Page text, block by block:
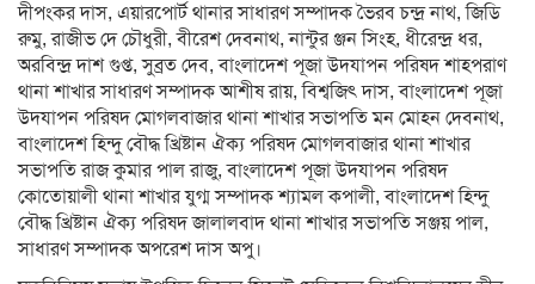
দীপংকর দাস, এয়ারপোর্ট থানার সাধারণ সম্পাদক ভৈরব চন্দ্র নাথ, জিডি
রুমু, রাজীভ দে চৌধুরী, বীরেশ দেবনাথ, নান্টুর ঞ্জন সিংহ, ধীরেন্দ্র ধর,
অরবিন্দ্র দাশ গুপ্ত, সুব্রত দেব, বাংলাদেশ পূজা উদযাপন পরিষদ শাহপরাণ
থানা শাখার সাধারণ সম্পাদক আশীষ রায়, বিশ্বজিৎ দাস, বাংলাদেশ পূজা
উদযাপন পরিষদ মোগলবাজার থানা শাখার সভাপতি মন মোহন দেবনাথ,
বাংলাদেশ হিন্দু বৌদ্ধ খ্রিষ্টান ঐক্য পরিষদ মোগলবাজার থানা শাখার
সভাপতি রাজ কুমার পাল রাজু, বাংলাদেশ পূজা উদযাপন পরিষদ
কোতোয়ালী থানা শাখার যুগ্ম সম্পাদক শ্যামল কপালী, বাংলাদেশ হিন্দু
বৌদ্ধ খ্রিষ্টান ঐক্য পরিষদ জালালবাদ থানা শাখার সভাপতি সঞ্জয় পাল,
সাধারণ সম্পাদক অপরেশ দাস অপু।